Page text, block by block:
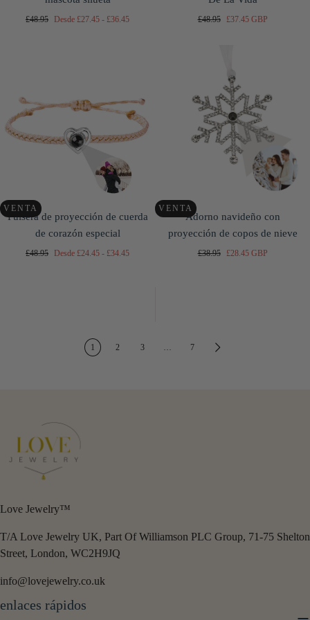
Precio
£48.95 DesdePrecio
£27.45 - Precio
£36.45
Precio
£48.95
Precio
£37.45 GBP
VENTA
Pulsera de proyección de cuerda
de corazón especial
Precio
£48.95 DesdePrecio
£24.45 - Precio
£34.45
VENTA
Adorno navideño con
proyección de copos de nieve
Precio
£38.95
Precio
£28.45 GBP
1 2 3 … 7
Love Jewelry™
T/A Love Jewelry UK, Part Of Williamson PLC Group, 71-75 Shelton
Street, London, WC2H9JQ
info@lovejewelry.co.uk
enlaces rápidos